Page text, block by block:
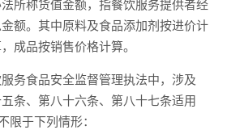
称货值金额，指餐饮服务提供者经
额。其中原料及食品添加剂按进价计
成品按销售价格计算。
食品安全监督管理执法中，涉及
条、第八十六条、第八十七条适用
限于下列情形：